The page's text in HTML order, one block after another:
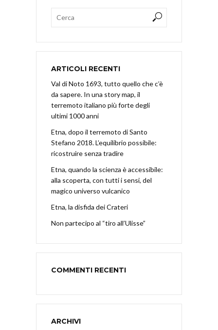
ARTICOLI RECENTI
Val di Noto 1693, tutto quello che c’è
da sapere. In una story map, il
terremoto italiano più forte degli
ultimi 1000 anni
Etna, dopo il terremoto di Santo
Stefano 2018. L’equilibrio possibile:
ricostruire senza tradire
Etna, quando la scienza è accessibile:
alla scoperta, con tutti i sensi, del
magico universo vulcanico
Etna, la disfida dei Crateri
Non partecipo al “tiro all’Ulisse”
COMMENTI RECENTI
ARCHIVI